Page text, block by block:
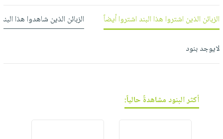
اكسسوارات
منزلية
ملابس
حلي
الاشتراكات
صندوق
iKitab
بلا
نيل
وفرات
الشركة
سياسة
الشركة
لائحة
الأمنيات
الزبائن الذين اشتروا هذا البند اشتروا أيضاً الزبائن الذين شاهدوا هذا
لايوجد بنود
أكثر البنود مشاهدةً حالياً: